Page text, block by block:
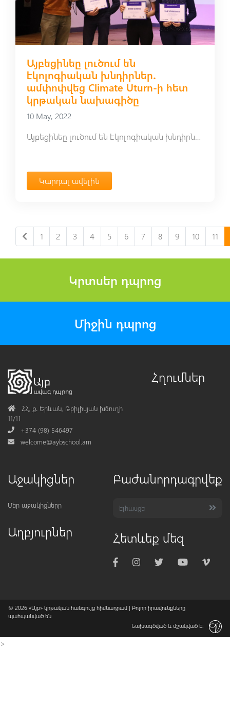
Այբեցինեը լուծում են
էկոլոգիական խնդիրներ․
ամփոփվեց Climate Uturn-ի հետ
կրթական նախագիծը
10 May, 2022
Այբեցինեը լուծում են էկոլոգիական խնդիրներ․ ամփոփվեց Climate Uturn-ի հետ կրթական նախագիծը
Կարդալ ավելին
1 2 3 4 5 6 7 8 9 10 11
Կրտսեր դպրոց
Միջին դպրոց
AddressՀՀ, ք․ Երևան, Թբիլիսյան խճուղի
11/11
Phone+374 (98) 546497
Mail
welcome@aybschool.am
Հղումներ
Աջակիցներ
Մեր աջակիցները
Աղբյուրներ
Բաժանորդագրվեք
Հետևեք մեզ
© 2026 «Այբ» կրթական հանգույց հիմնադրամ| Բոլոր իրավունքները
պահպանված են
Նախագծված և մշակված է:
>